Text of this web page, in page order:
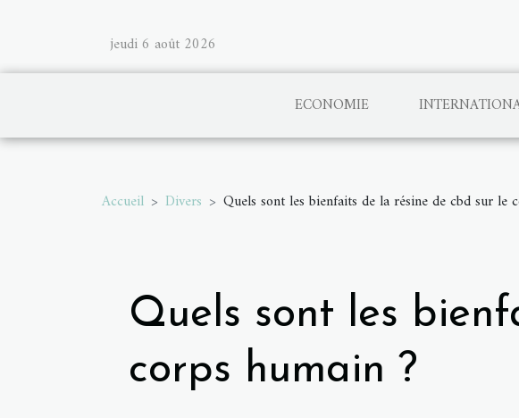
jeudi 6 août 2026
ECONOMIE
Accueil Divers Quels sont les bienfaits de la résine de cbd sur le
Quels sont les
corps humain ?